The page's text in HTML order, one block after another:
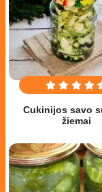
Cukinijos savo
žiemai